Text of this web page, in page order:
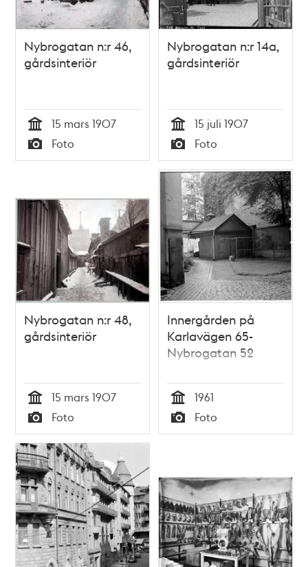
Nybrogatan n:r 46,
gårdsinteriör
Tid
15 mars 1907
Typ
Foto
Nybrogatan n:r 14a,
gårdsinteriör
Tid
15 juli 1907
Typ
Foto
Nybrogatan n:r 48,
gårdsinteriör
Tid
15 mars 1907
Typ
Foto
Innergården på
Karlavägen 65-
Nybrogatan 52
Tid
1961
Typ
Foto